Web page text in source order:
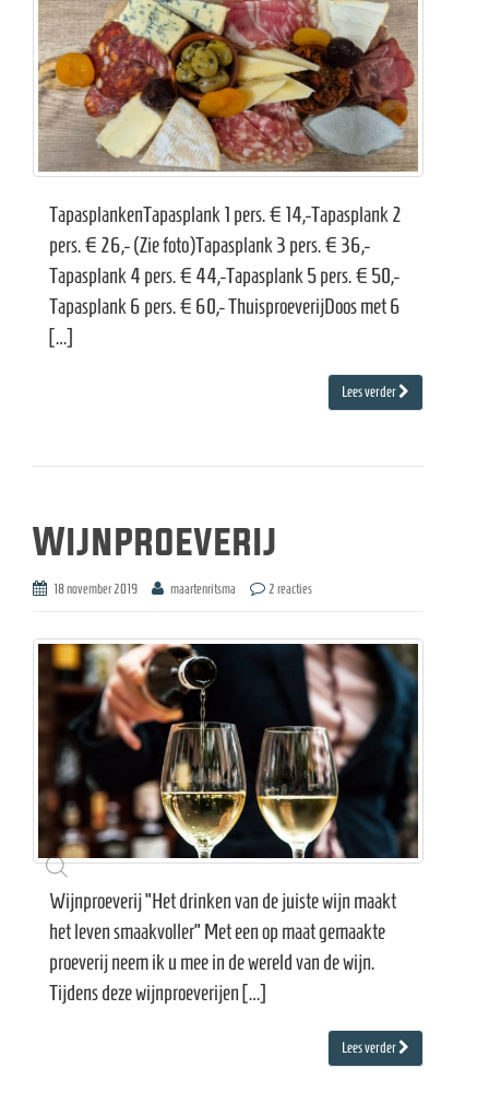
TapasplankenTapasplank 1 pers. € 14,-Tapasplank 2
pers. € 26,- (Zie foto)Tapasplank 3 pers. € 36,-
Tapasplank 4 pers. € 44,-Tapasplank 5 pers. € 50,-
Tapasplank 6 pers. € 60,- ThuisproeverijDoos met 6
[…]
Lees verder
Wijnproeverij
18 november 2019 maartenritsma 2 reacties
Wijnproeverij “Het drinken van de juiste wijn maakt
het leven smaakvoller” Met een op maat gemaakte
proeverij neem ik u mee in de wereld van de wijn.
Tijdens deze wijnproeverijen […]
Lees verder